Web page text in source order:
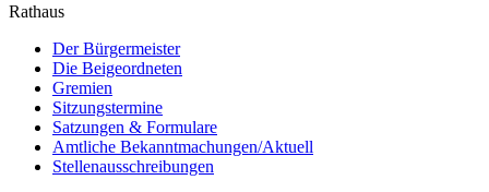
Rathaus
Der Bürgermeister
Die Beigeordneten
Gremien
Sitzungstermine
Satzungen & Formulare
Amtliche Bekanntmachungen/Aktuell
Stellenausschreibungen